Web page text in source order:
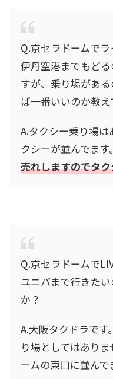
Q.京セラドームで
伊丹空港までもど
すが、乗り場があ
ば一番いいのか教え
A.タクシー乗り場
クシーが並んでま
売れしますのでタ
Q.京セラドームで
ユニバまで行きた
か？
A.大阪タクドラです。
り場としてはあり
ームの東口に並んで